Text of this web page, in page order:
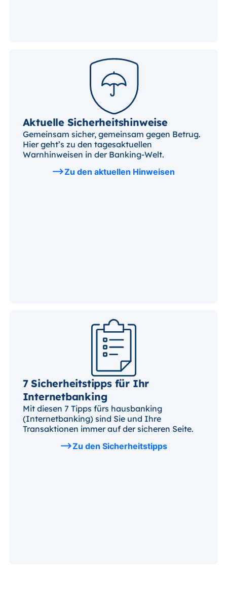
Aktuelle Sicherheitshinweise
Gemeinsam sicher, gemeinsam gegen Betrug.
Hier geht’s zu den tagesaktuellen
Warnhinweisen in der Banking-Welt.
Zu den aktuellen Hinweisen
7 Sicherheitstipps für Ihr
Internetbanking
Mit diesen 7 Tipps fürs hausbanking
(Internetbanking) sind Sie und Ihre
Transaktionen immer auf der sicheren Seite.
Zu den Sicherheitstipps